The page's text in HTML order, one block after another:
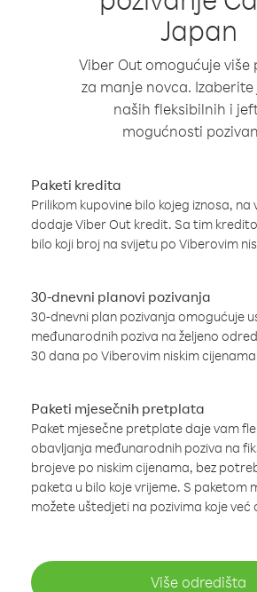
Japan
Viber Out omogućuje više
za manje novca.
naših fleksibilnih i
mogućnosti
Paketi kredita
Prilikom kupovine bilo kojeg iznosa, na
dodaje Viber Out kredit. Sa tim
bilo koji broj na svijetu po Viberovim
30-dnevni planovi pozivanja
30-dnevni plan pozivanja omogućuje
međunarodnih poziva na željeno
30 dana po Viberovim niskim
Paketi mjesečnih pretplata
Paket mjesečne pretplate daje vam
obavljanja međunarodnih poziva na
brojeve po niskim cijenama, bez
paketa u bilo koje vrijeme. S paketom
možete uštedjeti na pozivima koje
Više odredišta